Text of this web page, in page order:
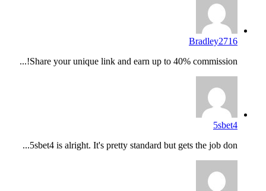
Bradley2716
Share your unique link and earn up to 40% commission!...
5sbet4
5sbet4 is alright. It's pretty standard but gets the job don...